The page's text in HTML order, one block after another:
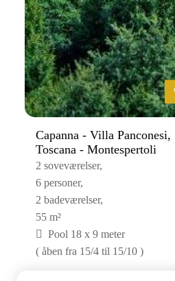
Capanna - Villa Panconesi,
Toscana - Montespertoli
2 soveværelser,
6 personer,
2 badeværelser,
55 m²
Pool 18 x 9 meter
( åben fra 15/4 til 15/10 )